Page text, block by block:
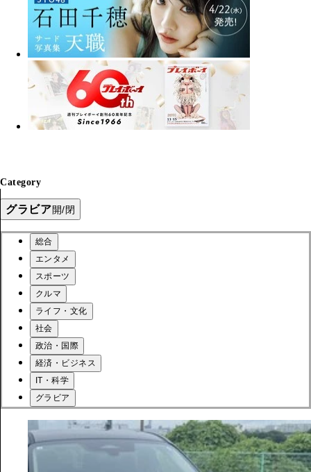
Category
グラビア開/閉
総合
エンタメ
スポーツ
クルマ
ライフ・文化
社会
政治・国際
経済・ビジネス
IT・科学
グラビア